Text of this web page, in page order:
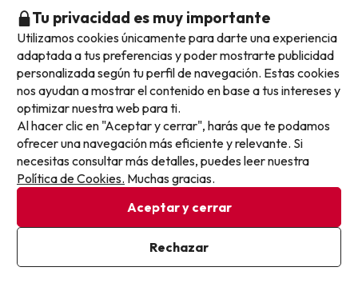
La comida es mejorable
8.9
Cristina Viajó en familia
Junio 2026
Piscina, comida, cercanía con la playa.
Colas para coger un trozo de pizza. Mucho barullo los
fines de semana. Falta de explicación al hacer el check-in
sobre lo que entraba en el todo incluido contratado
Muy bien
No llegas tarde: llegas al siguiente.
Este chollo ya ha caducado, pero cada día lanzamos
nuevas oportunidades para viajar mejor y pagar
menos.
Apúntate y que el próximo no se te escape.
Pon tu mejor e-mail
Ya estoy suscrito
Al suscribirte, confirmas haber leído y estar de acuerdo con la
Tu privacidad es muy importante
Utilizamos cookies únicamente para darte una experiencia
adaptada a tus preferencias y poder mostrarte publicidad
personalizada según tu perfil de navegación. Estas cookies
nos ayudan a mostrar el contenido en base a tus intereses y
optimizar nuestra web para ti.
Al hacer clic en "Aceptar y cerrar", harás que te podamos
ofrecer una navegación más eficiente y relevante. Si
necesitas consultar más detalles, puedes leer nuestra
Política de Cookies. Muchas gracias.
Aceptar y cerrar
Rechazar